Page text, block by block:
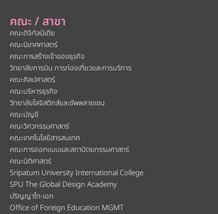
คณะ / สาขา
คณะดิจิทัลมีเดีย
คณะนิเทศศาสตร์
คณะการสร้างเจ้าของธุรกิจ
วิทยาลัยการบิน การท่องเที่ยวและการบริการ
คณะศิลปศาสตร์
คณะบริหารธุรกิจ
วิทยาลัยโลจิสติกส์และซัพพลายเชน
คณะบัญชี
คณะวิศวกรรมศาสตร์
คณะเทคโนโลยีสารสนเทศ
คณะการออกแบบและสถาปัตยกรรมศาสตร์
คณะนิติศาสตร์
Sripatum University International College
SPU The Global Design Academy
ปริญญาโท-เอก
Office of Foreign Education MGMT